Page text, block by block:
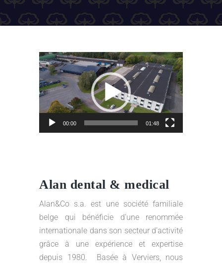
Lecteur
vidéo
00:00 01:48
Alan dental & medical
Alan&Co s.a. est une société familiale
belge qui bénéficie d’une renommée
internationale dans son secteur d’activité
grâce à une expérience et expertise
depuis 1980. Basée à Verviers, nous